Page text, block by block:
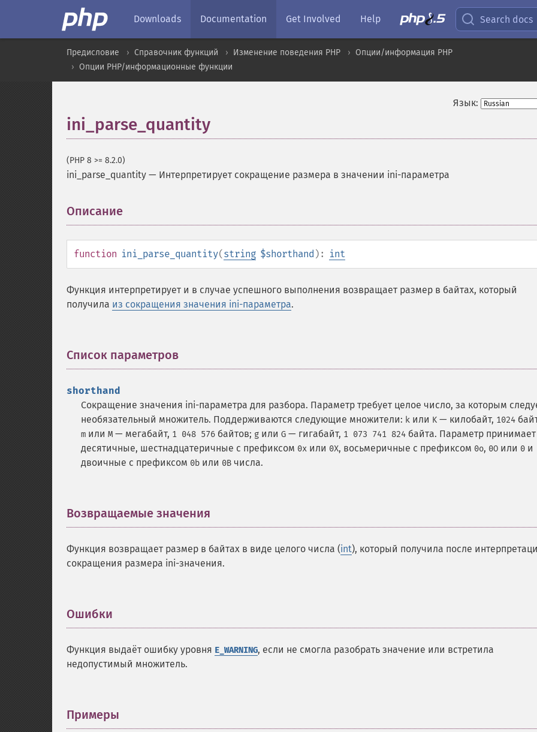
Downloads Documentation Get Involved Help Search docs
Предисловие Справочник функций Изменение поведения PHP
Опции/информация PHP
Опции PHP/информационные функции
Язык:
ini_parse_quantity
(PHP 8 >= 8.2.0)
ini_parse_quantity — Интерпретирует сокращение размера в значении ini-параметра
Описание
function ini_parse_quantity(string $shorthand ): int
Функция интерпретирует и в случае успешного выполнения возвращает размер в байтах, который
получила из сокращения значения ini-параметра.
Список параметров
shorthand
Сокращение значения ini-параметра для разбора. Параметр требует целое число, за которым
необязательный множитель. Поддерживаются следующие множители: k или K — килобайт, 1024
m или M — мегабайт, 1 048 576 байтов; g или G — гигабайт, 1 073 741 824 байта. Параметр принимает
десятичные, шестнадцатеричные с префиксом 0x или 0X, восьмеричные с префиксом 0o, 0O или 0 и
двоичные с префиксом 0b или 0B числа.
Возвращаемые значения
Функция возвращает размер в байтах в виде целого числа (int), который получила после
сокращения размера ini-значения.
Ошибки
Функция выдаёт ошибку уровня E_WARNING, если не смогла разобрать значение или встретила
недопустимый множитель.
Примеры